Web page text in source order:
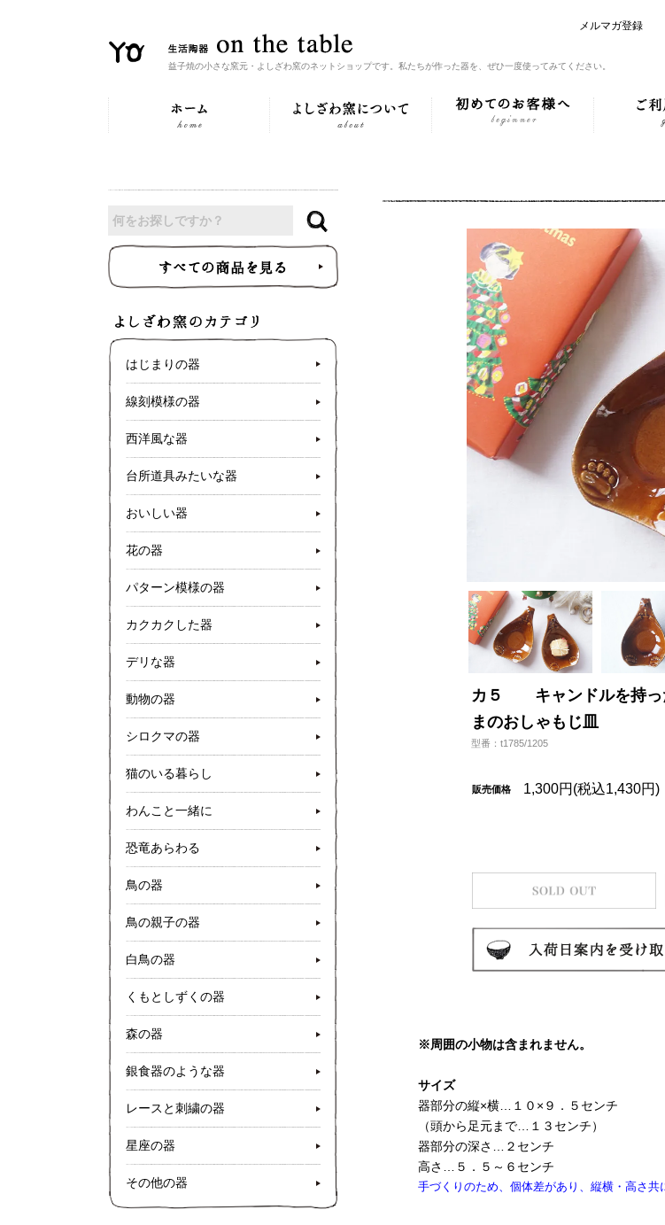
メルマガ登録
益子焼の小さな窯元・よしざわ窯のネットショップです。私たちが作った器を、ぜひ一度使ってみてください。
カ５ キャンドルを持っ
まのおしゃもじ皿
型番：t1785/1205
販売価格 1,300円(税込1,430円)
※周囲の小物は含まれません。
サイズ
器部分の縦×横…１０×９．５センチ
（頭から足元まで…１３センチ）
器部分の深さ…２センチ
高さ…５．５～６センチ
手づくりのため、個体差があり、縦横・高さ共
はじまりの器
線刻模様の器
西洋風な器
台所道具みたいな器
おいしい器
花の器
パターン模様の器
カクカクした器
デリな器
動物の器
シロクマの器
猫のいる暮らし
わんこと一緒に
恐竜あらわる
鳥の器
鳥の親子の器
白鳥の器
くもとしずくの器
森の器
銀食器のような器
レースと刺繍の器
星座の器
その他の器